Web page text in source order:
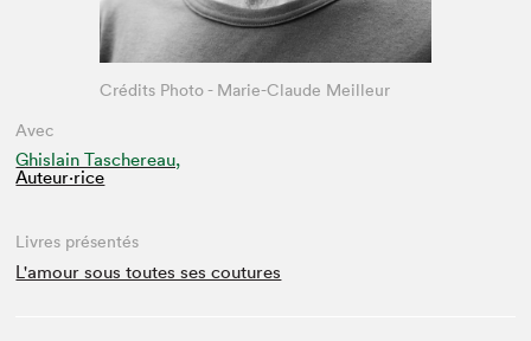
Avec
Ghislain Taschereau,
Auteur·rice
Crédits Photo - Marie-Claude Meilleur
Livres présentés
L'amour sous toutes ses coutures